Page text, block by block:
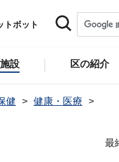
トボット
設 区の紹介
健
健康・医療
最